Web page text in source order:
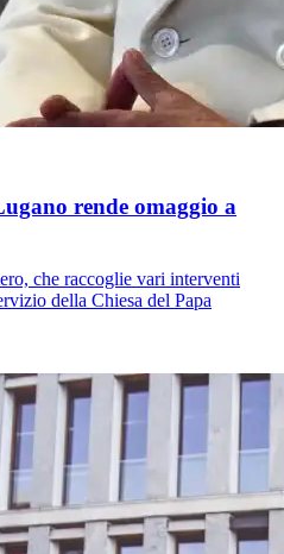
rende omaggio a
che raccoglie vari interventi
della Chiesa del Papa